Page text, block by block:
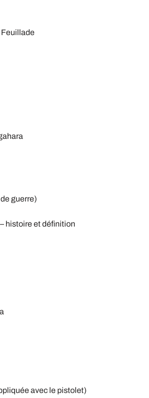
Feuillade
guerre)
histoire et définition
avec le pistolet)